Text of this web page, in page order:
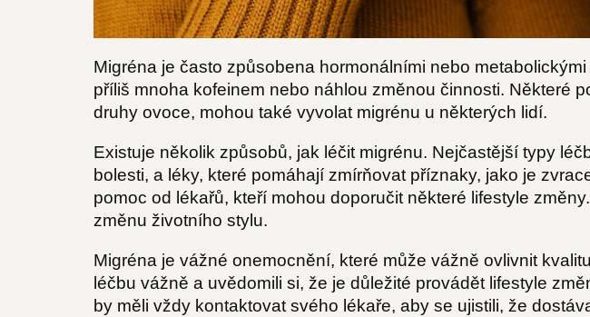
Migréna je často způsobena hormonálními nebo
příliš mnoha kofeinem nebo náhlou změnou činnosti. Některé
druhy ovoce, mohou také vyvolat migrénu u některých lidí.
Existuje několik způsobů, jak léčit migrénu. Nejčastější typy
bolesti, a léky, které pomáhají zmírňovat příznaky, jako je
pomoc od lékařů, kteří mohou doporučit některé lifestyle
změnu životního stylu.
Migréna je vážné onemocnění, které může vážně ovlivnit
léčbu vážně a uvědomili si, že je důležité provádět lifestyle
by měli vždy kontaktovat svého lékaře, aby se ujistili, že